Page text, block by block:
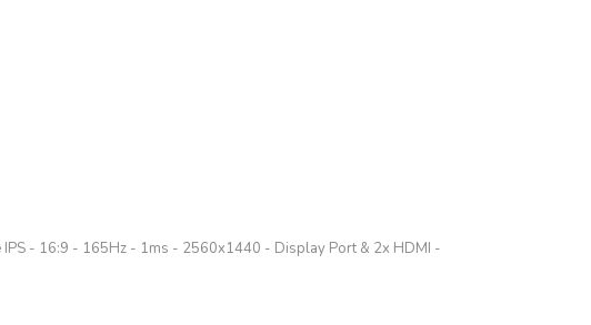
IPS - 16:9 - 165Hz - 1ms - 2560x1440 - Display Port & 2x HDMI -